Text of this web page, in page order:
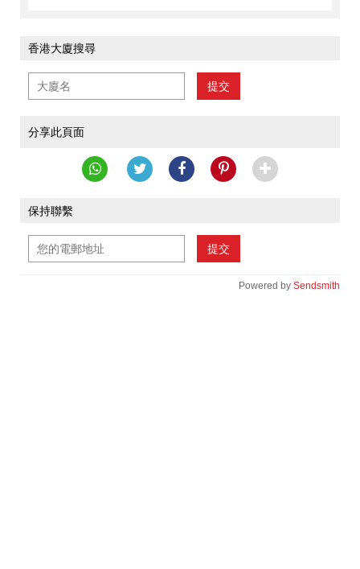
香港大廈搜尋
提交
分享此頁面
保持聯繫
提交
Powered by Sendsmith